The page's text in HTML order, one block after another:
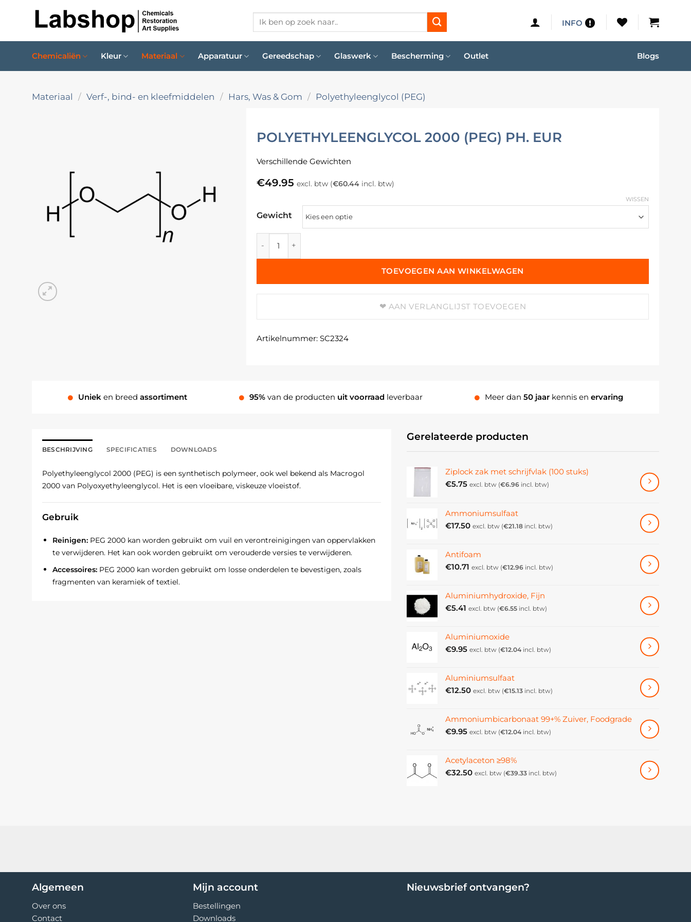
Zoeken
INFO
Chemicaliën Kleur Materiaal Apparatuur Gereedschap Glaswerk Bescherming Outlet Blogs
Materiaal / Verf-, bind- en kleefmiddelen / Hars, Was & Gom / Polyethyleenglycol (PEG)
POLYETHYLEENGLYCOL 2000 (PEG) PH. EUR
Verschillende Gewichten
€49.95 excl. btw (€60.44incl. btw)
Gewicht
WISSEN
TOEVOEGEN AAN WINKELWAGEN
AAN VERLANGLIJST TOEVOEGEN
Artikelnummer: SC2324
Unieken breedassortiment 95%van de producten uit voorraad leverbaar Meer dan 50 jaarkennis en ervaring
BESCHRIJVING SPECIFICATIES DOWNLOADS
Polyethyleenglycol 2000 (PEG) is een synthetisch polymeer, ook wel bekend als Macrogol
2000 van Polyoxyethyleenglycol. Het is een vloeibare, viskeuze vloeistof.
Gebruik
Reinigen: PEG 2000 kan worden gebruikt om vuil en verontreinigingen van oppervlakken
te verwijderen. Het kan ook worden gebruikt om verouderde versies te verwijderen.
Accessoires: PEG 2000 kan worden gebruikt om losse onderdelen te bevestigen, zoals
fragmenten van keramiek of textiel.
CAS-nummer
Gerelateerde producten
Ziplock zak met schrijfvlak (100 stuks)
€5.75 excl. btw (€6.96 incl. btw)
Ammoniumsulfaat
€17.50 excl. btw (€21.18 incl. btw)
Antifoam
€10.71 excl. btw (€12.96 incl. btw)
Aluminiumhydroxide, Fijn
€5.41 excl. btw (€6.55 incl. btw)
Aluminiumoxide
€9.95 excl. btw (€12.04 incl. btw)
Aluminiumsulfaat
€12.50 excl. btw (€15.13 incl. btw)
Ammoniumbicarbonaat 99+% Zuiver, Foodgrade
€9.95 excl. btw (€12.04 incl. btw)
Acetylaceton ≥98%
€32.50 excl. btw (€39.33 incl. btw)
Algemeen
Over ons
Contact
Mijn account
Bestellingen
Downloads
Nieuwsbrief ontvangen?